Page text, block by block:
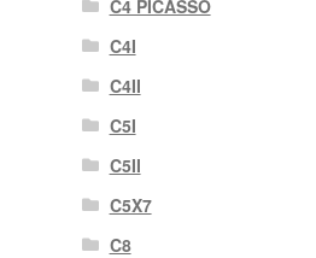
C4 PICASSO
C4I
C4II
C5I
C5II
C5X7
C8